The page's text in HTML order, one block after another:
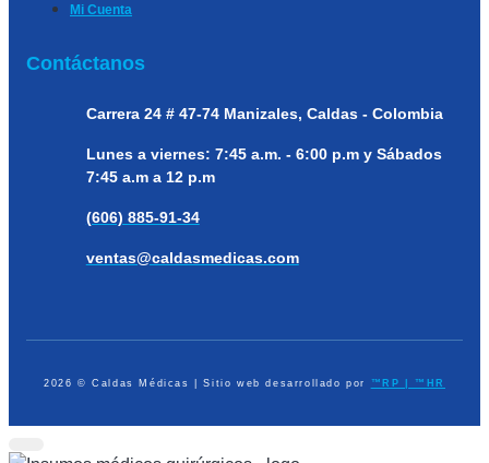
Mi Cuenta
Contáctanos
Carrera 24 # 47-74 Manizales, Caldas - Colombia
Lunes a viernes: 7:45 a.m. - 6:00 p.m y Sábados
7:45 a.m a 12 p.m
(606) 885-91-34
ventas@caldasmedicas.com
2026 © Caldas Médicas | Sitio web desarrollado por ™RP | ™HR